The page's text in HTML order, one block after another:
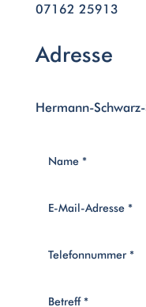
07162 25913
Adresse
Hermann-